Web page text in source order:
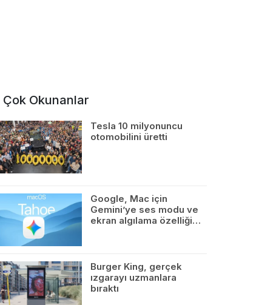
Çok Okunanlar
Tesla 10 milyonuncu
otomobilini üretti
Google, Mac için
Gemini’ye ses modu ve
ekran algılama özelliği…
Burger King, gerçek
ızgarayı uzmanlara
bıraktı